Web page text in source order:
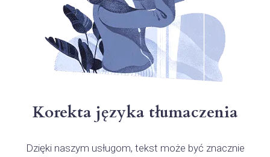
Korekta języka tłumaczenia
Dzięki naszym usługom, tekst może być znacznie